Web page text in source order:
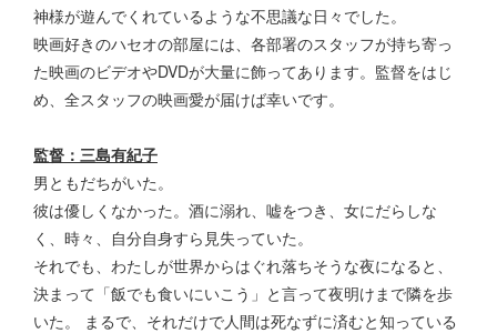
神様が遊んでくれているような不思議な日々でした。
映画好きのハセオの部屋には、各部署のスタッフが持ち寄っ
た映画のビデオやDVDが大量に飾ってあります。監督をはじ
め、全スタッフの映画愛が届けば幸いです。
監督：三島有紀子
男ともだちがいた。
彼は優しくなかった。酒に溺れ、嘘をつき、女にだらしな
く、時々、自分自身すら見失っていた。
それでも、わたしが世界からはぐれ落ちそうな夜になると、
決まって「飯でも食いにいこう」と言って夜明けまで隣を歩
いた。 まるで、それだけで人間は死なずに済むと知っている